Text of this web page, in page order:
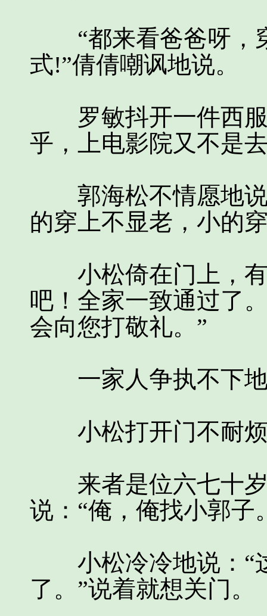
“都来看爸爸呀，
式!”倩倩嘲讽地说。
罗敏抖开一件西服
乎，上电影院又不是
郭海松不情愿地说
的穿上不显老，小的
小松倚在门上，有
吧！全家一致通过了
会向您打敬礼。”
一家人争执不下地
小松打开门不耐烦
来者是位六七十岁
说：“俺，俺找小郭子
小松冷冷地说：“
了。”说着就想关门。